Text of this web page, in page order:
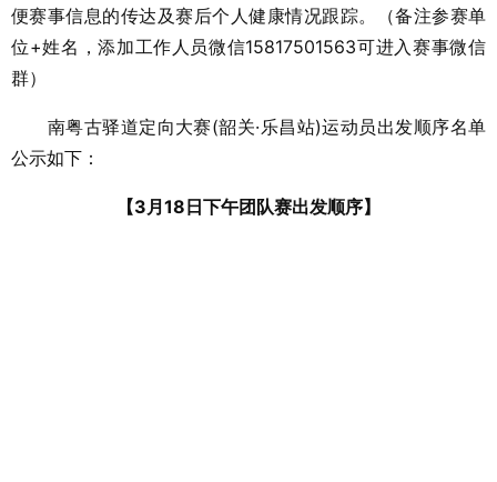
便赛事信息的传达及赛后个人健康情况跟踪。（备注参赛单
位+姓名，添加工作人员微信15817501563可进入赛事微信
群）
南粤古驿道定向大赛(韶关·乐昌站)运动员出发顺序名单
公示如下：
【3月18日下午团队赛出发顺序】